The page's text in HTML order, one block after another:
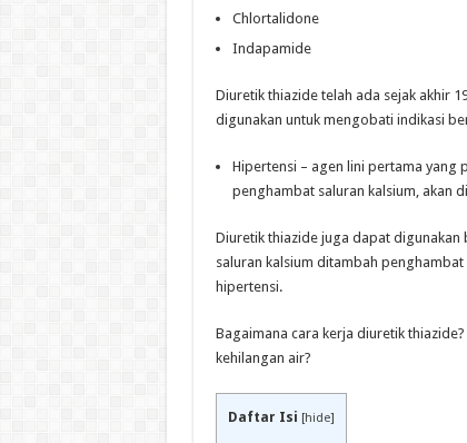
Chlortalidone
Indapamide
Diuretik thiazide telah ada sejak akhir
digunakan untuk mengobati indikasi
Hipertensi – agen lini pertama yang
penghambat saluran kalsium, akan
Diuretik thiazide juga dapat
saluran kalsium ditambah penghambat
hipertensi.
Bagaimana cara kerja diuretik
kehilangan air?
Daftar Isi [hide]